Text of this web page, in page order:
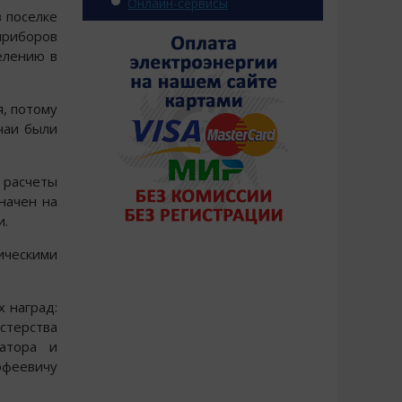
в
потому
были
на
наград:
и